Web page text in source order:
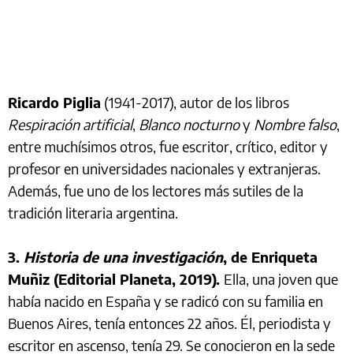
Ricardo Piglia (1941-2017), autor de los libros
Respiración artificial, Blanco nocturnoy Nombre falso,
entre muchísimos otros, fue escritor, crítico, editor y
profesor en universidades nacionales y extranjeras.
Además, fue uno de los lectores más sutiles de la
tradición literaria argentina.
3. Historia de una investigación, de Enriqueta
Muñiz (Editorial Planeta, 2019). Ella, una joven que
había nacido en España y se radicó con su familia en
Buenos Aires, tenía entonces 22 años. Él, periodista y
escritor en ascenso, tenía 29. Se conocieron en la sede